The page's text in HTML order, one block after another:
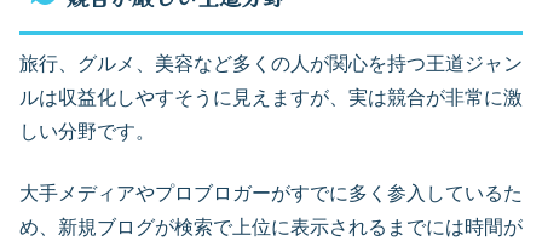
旅行、グルメ、美容など多くの人が関心を持つ王道ジャン
ルは収益化しやすそうに見えますが、実は競合が非常に激
しい分野です。
大手メディアやプロブロガーがすでに多く参入しているた
め、新規ブログが検索で上位に表示されるまでには時間が